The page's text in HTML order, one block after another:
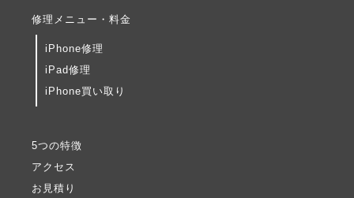
修理メニュー・料金
iPhone修理
iPad修理
iPhone買い取り
5つの特徴
アクセス
お見積り